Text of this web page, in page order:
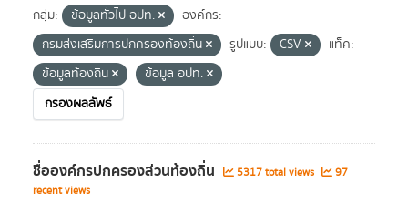
กลุ่ม: ข้อมูลทั่วไป อปท.
องค์กร:
กรมส่งเสริมการปกครองท้องถิ่น
รูปแบบ: CSV
แท็ค:
ข้อมูลท้องถิ่น
ข้อมูล อปท.
กรองผลลัพธ์
ชื่อองค์กรปกครองส่วนท้องถิ่น 5317 total views
97
recent views